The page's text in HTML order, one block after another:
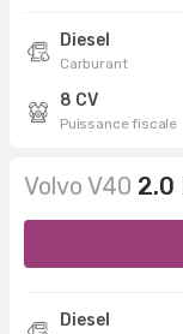
Diesel
Carburant
8 CV
Puissance fiscale
Volvo V40 2.0
Diesel